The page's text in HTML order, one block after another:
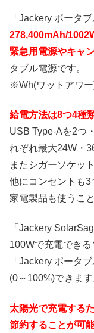
「Jackery ポータ
278,400mAh/
緊急用電源やキャ
タブル電源です。
※Wh(ワットアワー
給電方法は8つ4種類
USB Type-Aを2つ
れぞれ最大24W・
またシガーソケッ
他にコンセントも
家電製品も使うこ
「Jackery
100Wで充電できる
「Jackery ポータ
(0～100%)できます
太陽光で充電する
節約することが可能